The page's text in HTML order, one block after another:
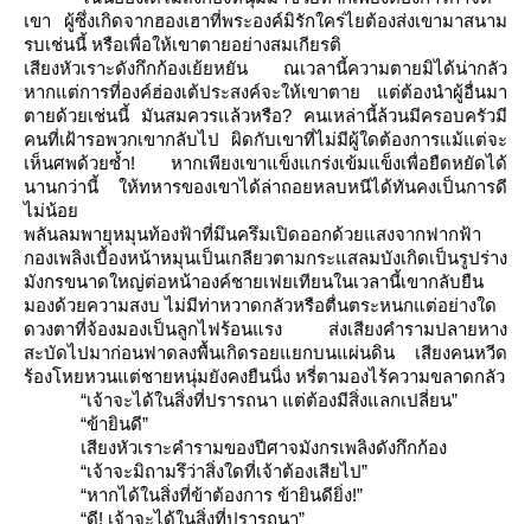
เขา ผู้ซึ่งเกิดจากฮองเฮาที่พระองค์มิรักใคร่ไยต้องส่งเขามาสนาม
รบเช่นนี้ หรือเพื่อให้เขาตายอย่างสมเกียรติ
เสียงหัวเราะดังกึกก้องเย้ยหยัน ณเวลานี้ความตายมิได้น่ากลัว
หากแต่การที่องค์ฮ่องเต้ประสงค์จะให้เขาตาย แต่ต้องนำผู้อื่นมา
ตายด้วยเช่นนี้
มันสมควรแล้วหรือ? คนเหล่านี้ล้วนมีครอบครัวมี
คนที่เฝ้ารอพวกเขากลับไป ผิดกับเขาที่ไม่มีผู้ใดต้องการแม้แต่จะ
เห็นศพด้วยซ้ำ! หากเพียงเขาแข็งแกร่งเข้มแข็งเพื่อยืดหยัดได้
นานกว่านี้
ห้ทหารของเขาได้ล่าถอยหลบหนีได้ทันคงเป็นการดี
ไม่น้อ
พลันลมพายุหมุนท้องฟ้าที่มึนครึมเปิดออกด้วยแสงจากฟากฟ้า
กองเพลิงเบื้องหน้าหมุนเป็นเกลียวตามกระแสลมบังเกิดเป็นรูปร่าง
มังกรขนาดใหญ่ต่อหน้าองค์ชายเฟยเทียนในเวลานี้เขากลับยืน
มองด้วยความสงบ ไม่มีท่าหวาดกลัวหรือตื่นตระหนกแต่อย่างใด
ดวงตาที่จ้องมองเป็นลูกไฟร้อนแรง ส่งเสียงคำรามปลายหาง
สะบัดไปมาก่อนฟาดลงพื้นเกิดรอยแยกบนแผ่นดิน เสียงคนหวีด
ร้องโหยหวนแต่ชายหนุ่มยังคงยืนนิ่ง หรี่ตามองไร้ความขลาดกลัว
“เจ้าจะได้ในสิ่งที่ปรารถนา แต่ต้องมีสิ่งแลกเปลี่ยน”
“ข้ายินดี”
เสียงหัวเราะคำรามของปีศาจมังกรเพลิงดังกึกก้อง
“เจ้าจะมิถามรึว่าสิ่งใดที่เจ้าต้องเสียไป”
“หากได้ในสิ่งที่ข้าต้องการ ข้ายินดียิ่ง!”
“ดี! เจ้าจะได้ในสิ่งที่ปรารถนา”